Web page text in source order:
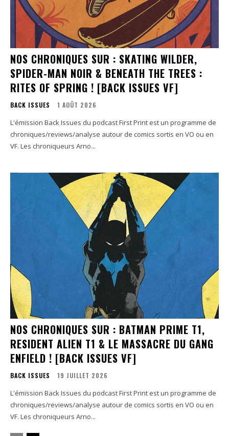
NOS CHRONIQUES SUR : SKATING WILDER,
SPIDER-MAN NOIR & BENEATH THE TREES :
RITES OF SPRING ! [BACK ISSUES VF]
BACK ISSUES 1 AOÛT 2026
L'émission Back Issues du podcast First Print est un programme de
chroniques/reviews/analyse autour de comics sortis en VO ou en
VF. Les chroniqueurs Arno...
NOS CHRONIQUES SUR : BATMAN PRIME T1,
RESIDENT ALIEN T1 & LE MASSACRE DU GANG
ENFIELD ! [BACK ISSUES VF]
BACK ISSUES 19 JUILLET 2026
L'émission Back Issues du podcast First Print est un programme de
chroniques/reviews/analyse autour de comics sortis en VO ou en
VF. Les chroniqueurs Arno...